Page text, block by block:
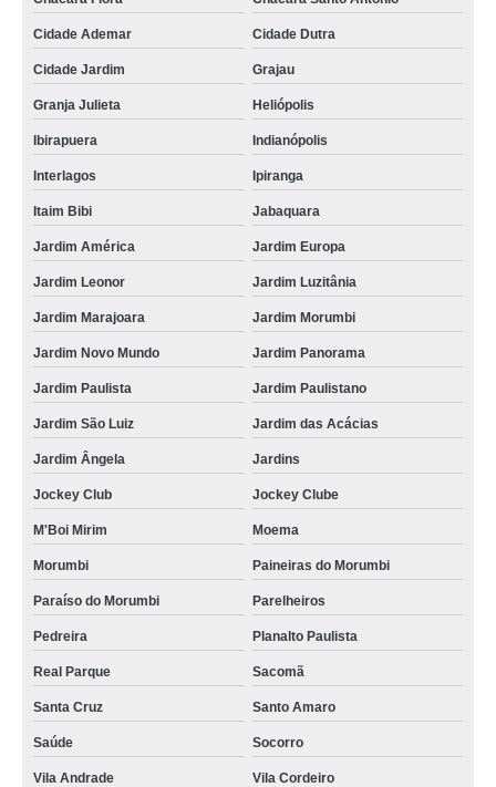
Cidade Ademar Cidade Dutra
Cidade Jardim Grajau
Granja Julieta Heliópolis
Ibirapuera Indianópolis
Interlagos Ipiranga
Itaim Bibi Jabaquara
Jardim América Jardim Europa
Jardim Leonor Jardim Luzitânia
Jardim Marajoara Jardim Morumbi
Jardim Novo Mundo Jardim Panorama
Jardim Paulista Jardim Paulistano
Jardim São Luiz Jardim das Acácias
Jardim Ângela Jardins
Jockey Club Jockey Clube
M'Boi Mirim Moema
Morumbi Paineiras do Morumbi
Paraíso do Morumbi Parelheiros
Pedreira Planalto Paulista
Real Parque Sacomã
Santa Cruz Santo Amaro
Saúde Socorro
Vila Andrade Vila Cordeiro